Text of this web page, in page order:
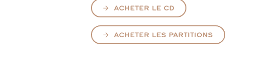
ACHETER LE CD
ACHETER LES PARTITIONS